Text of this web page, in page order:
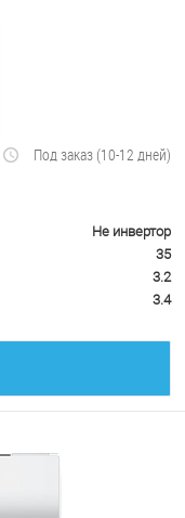
Под заказ (10-12 дней)
Не инвертор
35
3.2
3.4